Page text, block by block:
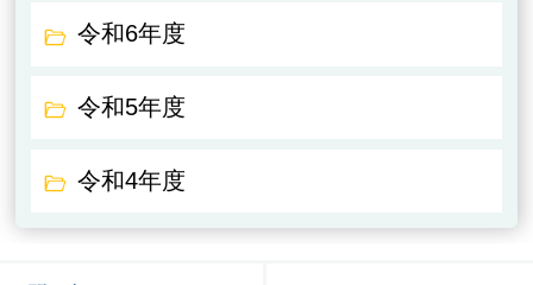
令和6年度
令和5年度
令和4年度